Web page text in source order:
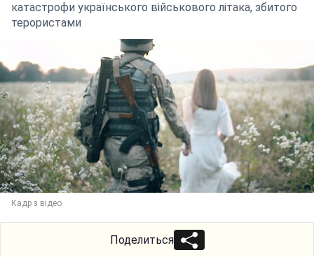
катастрофи українського військового літака, збитого
терористами
Кадр з відео
Поделиться